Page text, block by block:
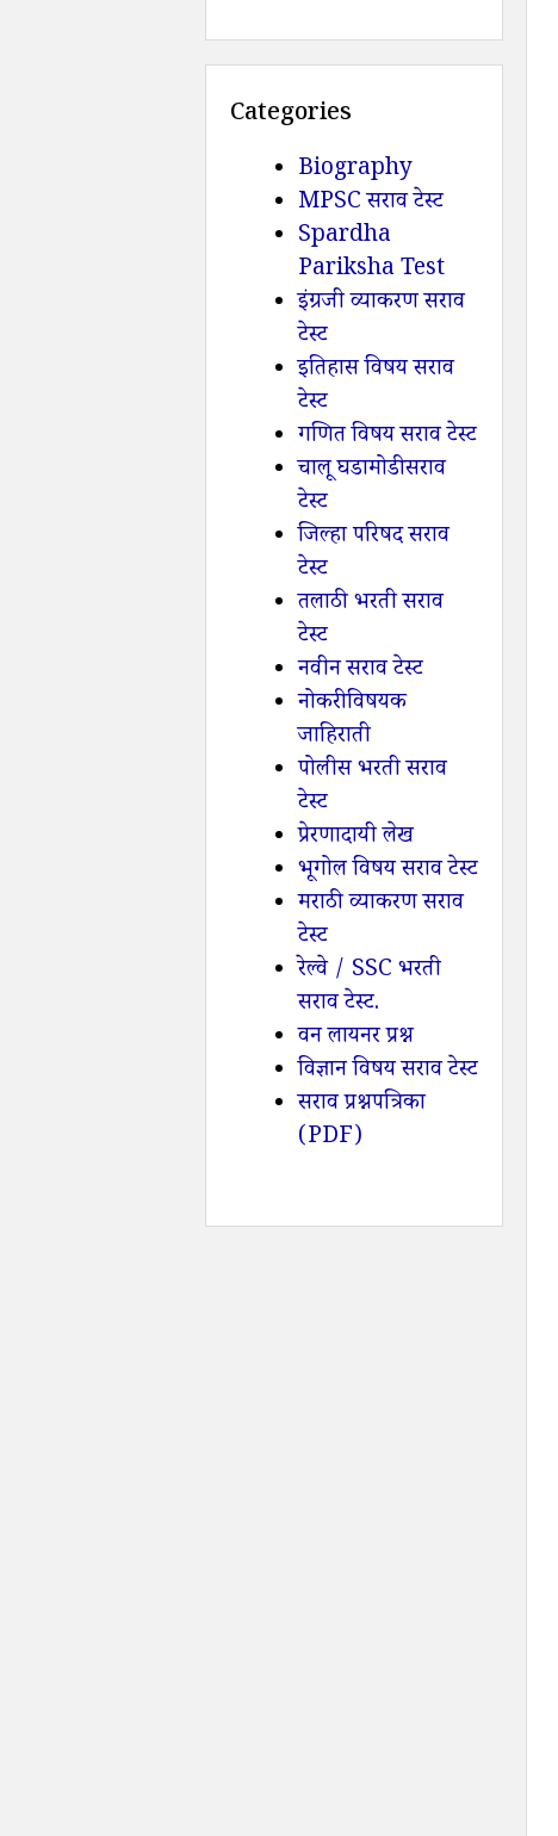
Categories
Biography
MPSC सराव टेस्ट
Spardha
Pariksha Test
इंग्रजी व्याकरण सराव
टेस्ट
इतिहास विषय सराव
टेस्ट
गणित विषय सराव टेस्ट
चालू घडामोडी सराव
टेस्ट
जिल्हा परिषद सराव
टेस्ट
तलाठी भरती सराव
टेस्ट
नवीन सराव टेस्ट
नोकरी विषयक
जाहिराती
पोलीस भरती सराव
टेस्ट
प्रेरणादायी लेख
भूगोल विषय सराव टेस्ट
मराठी व्याकरण सराव
टेस्ट
रेल्वे / SSC भरती
सराव टेस्ट.
वन लायनर प्रश्न
विज्ञान विषय सराव टेस्ट
सराव प्रश्नपत्रिका
(PDF)